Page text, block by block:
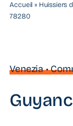
Accueil » Huissiers
78280
Venezia •